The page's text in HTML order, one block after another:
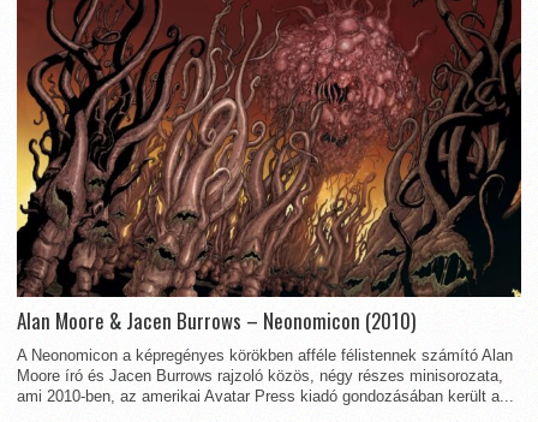
Alan Moore & Jacen Burrows – Neonomicon (2010)
A Neonomicon a képregényes körökben afféle félistennek számító Alan
Moore író és Jacen Burrows rajzoló közös, négy részes minisorozata,
ami 2010-ben, az amerikai Avatar Press kiadó gondozásában került a...